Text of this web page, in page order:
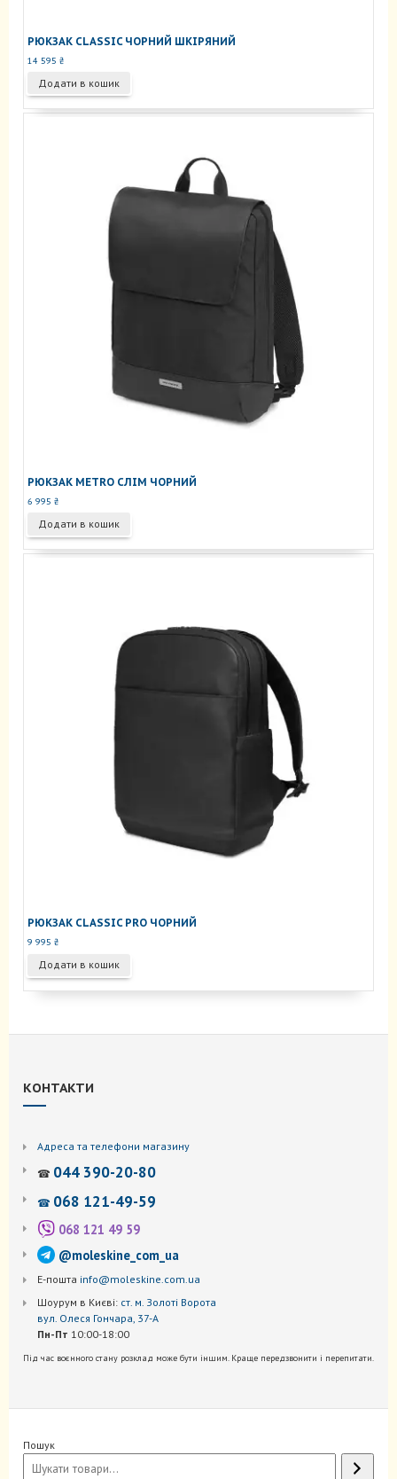
РЮКЗАК CLASSIC ЧОРНИЙ ШКІРЯНИЙ
14 595 ₴
Додати в кошик
РЮКЗАК METRO СЛІМ ЧОРНИЙ
6 995 ₴
Додати в кошик
РЮКЗАК CLASSIC PRO ЧОРНИЙ
9 995 ₴
Додати в кошик
КОНТАКТИ
Адреса та телефони магазину
☎ 044 390-20-80
☎ 068 121-49-59
068 121 49 59
@moleskine_com_ua
Е-пошта info@moleskine.com.ua
Шоурум в Києві: ст. м. Золоті Ворота
вул. Олеся Гончара, 37-А
Пн-Пт 10:00-18:00
Під час воєнного стану розклад може бути іншим. Краще передзвонити і перепитати.
Пошук